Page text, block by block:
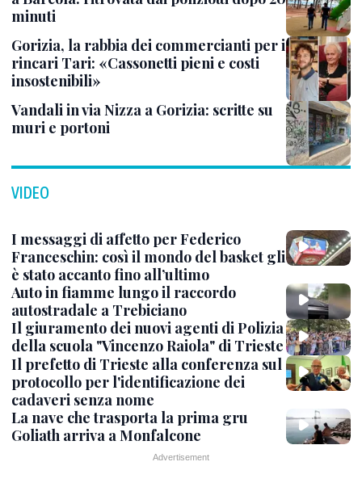
minuti
Gorizia, la rabbia dei commercianti per i
rincari Tari: «Cassonetti pieni e costi
insostenibili»
Vandali in via Nizza a Gorizia: scritte su
muri e portoni
VIDEO
I messaggi di affetto per Federico
Franceschin: così il mondo del basket gli
è stato accanto fino all’ultimo
Auto in fiamme lungo il raccordo
autostradale a Trebiciano
Il giuramento dei nuovi agenti di Polizia
della scuola "Vincenzo Raiola" di Trieste
Il prefetto di Trieste alla conferenza sul
protocollo per l'identificazione dei
cadaveri senza nome
La nave che trasporta la prima gru
Goliath arriva a Monfalcone